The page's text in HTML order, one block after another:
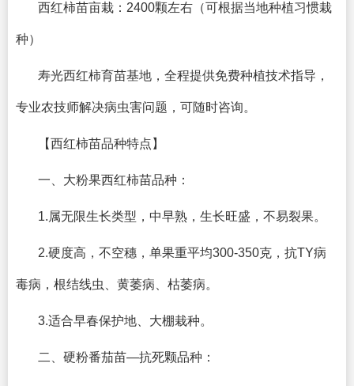
西红柿苗亩栽：2400颗左右（可根据当地种植习惯栽
种）
寿光西红柿育苗基地，全程提供免费种植技术指导，
专业农技师解决病虫害问题，可随时咨询。
【西红柿苗品种特点】
一、大粉果西红柿苗品种：
1.属无限生长类型，中早熟，生长旺盛，不易裂果。
2.硬度高，不空穗，单果重平均300-350克，抗TY病
毒病，根结线虫、黄萎病、枯萎病。
3.适合早春保护地、大棚栽种。
二、硬粉番茄苗—抗死颗品种：